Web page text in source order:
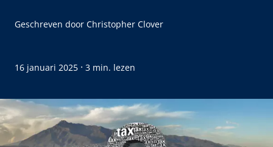
Geschreven door Christopher Clover
16 januari 2025 · 3 min. lezen